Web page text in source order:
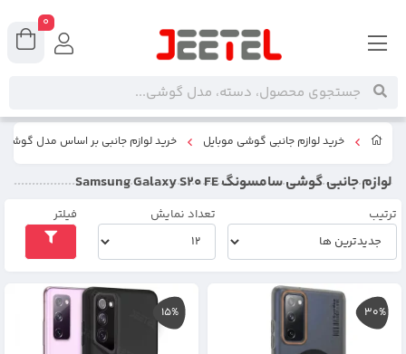
خرید لوازم جانبی گوشی موبایل خرید لوازم جانبی بر اساس مدل گوشی
لوازم جانبی گوشی سامسونگ Samsung Galaxy S20 FE
ترتیب تعداد نمایش فیلتر
30%
15%
0